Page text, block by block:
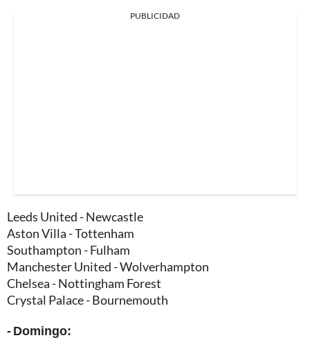
PUBLICIDAD
Leeds United - Newcastle
Aston Villa - Tottenham
Southampton - Fulham
Manchester United - Wolverhampton
Chelsea - Nottingham Forest
Crystal Palace - Bournemouth
- Domingo: